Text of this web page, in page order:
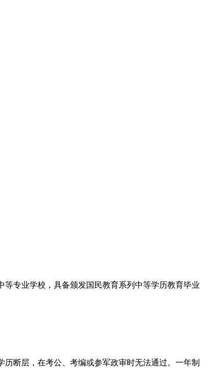
专业学校，具备颁发国民教育系列中等学历教育毕业
断层，在考公、考编或参军政审时无法通过。一年制